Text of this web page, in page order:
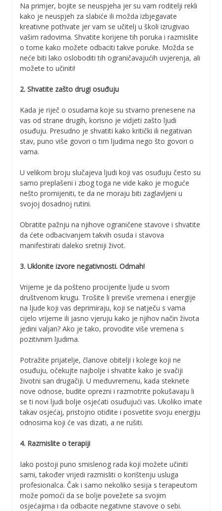
Na primjer, bojite se neuspjeha jer su vam roditelji rekli
kako je neuspjeh za slabiće ili možda izbjegavate
kreativne pothvate jer vam se učitelj u školi izrugivao
vašim radovima. Shvatite korijene tih poruka i razmislite
o tome kako možete odbaciti takve poruke. Možda se
neće biti lako osloboditi tih ograničavajućih uvjerenja, ali
možete to učiniti!
2. Shvatite zašto drugi osuđuju
Kada je riječ o osudama koje su stvarno prenesene na
vas od strane drugih, korisno je vidjeti zašto ljudi
osuđuju. Presudno je shvatiti kako kritički ili negativan
stav, puno više govori o tim ljudima nego što govori o
vama.
U velikom broju slučajeva ljudi koji vas osuđuju često su
samo preplašeni i zbog toga ne vide kako je moguće
nešto promijeniti, te da ne moraju biti zaglavljeni u
svojoj dosadnoj rutini.
Obratite pažnju na njihove ograničene stavove i shvatite
da ćete odbacivanjem takvih osuda i stavova
manifestirati daleko sretniji život.
3. Uklonite izvore negativnosti. Odmah!
Vrijeme je da pošteno procijenite ljude u svom
društvenom krugu. Trošite li previše vremena i energije
na ljude koji vas deprimiraju, koji se natječu s vama
cijelo vrijeme ili jasno vjeruju kako je njihov način života
jedini valjan? Ako je tako, provodite više vremena s
pozitivnim ljudima.
Potražite prijatelje, članove obitelji i kolege koji ne
osuđuju, očekujte najbolje i shvatite kako je svačiji
životni san drugačiji. U međuvremenu, kada steknete
nove odnose, budite oprezni i razmotrite pokušavaju li
se ti novi ljudi bolje osjećati osuđujući vas. Ukoliko imate
takav osjećaj, pristojno otiđite i posvetite svoju energiju
odnosima koji će vas dizati, a ne rušiti.
4. Razmislite o terapiji
Iako postoji puno smislenog rada koji možete učiniti
sami, također vrijedi razmisliti o korištenju usluga
profesionalca. Čak i samo nekoliko sesija s terapeutom
može pomoći da se bolje povežete sa svojim
osjećajima i da odbacite negativne stavove o sebi.